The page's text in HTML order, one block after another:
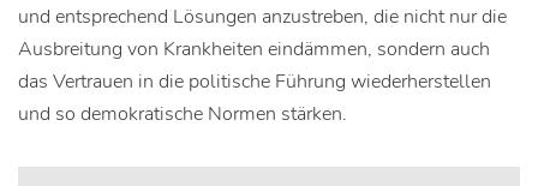
und entsprechend Lösungen anzustreben, die nicht nur die
Ausbreitung von Krankheiten eindämmen, sondern auch
das Vertrauen in die politische Führung wiederherstellen
und so demokratische Normen stärken.